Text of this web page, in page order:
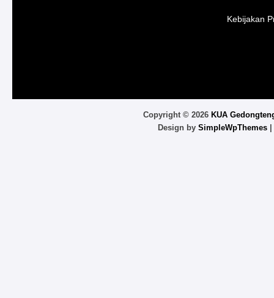
Kebijakan
Copyright © 2026 KUA
Design by SimpleWpThemes